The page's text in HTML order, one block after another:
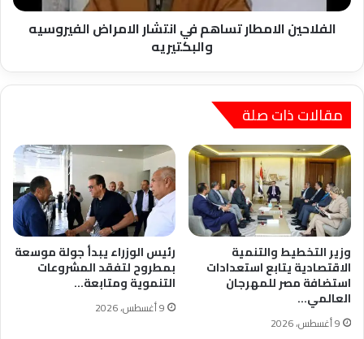
الفلاحين الامطار تساهم في انتشار الامراض الفيروسيه
والبكتيريه
مقالات ذات صلة
وزير التخطيط والتنمية
الاقتصادية يتابع استعدادات
استضافة مصر للمهرجان
العالمي…
9 أغسطس، 2026
رئيس الوزراء يبدأ جولة موسعة
بمطروح لتفقد المشروعات
التنموية ومتابعة…
9 أغسطس، 2026